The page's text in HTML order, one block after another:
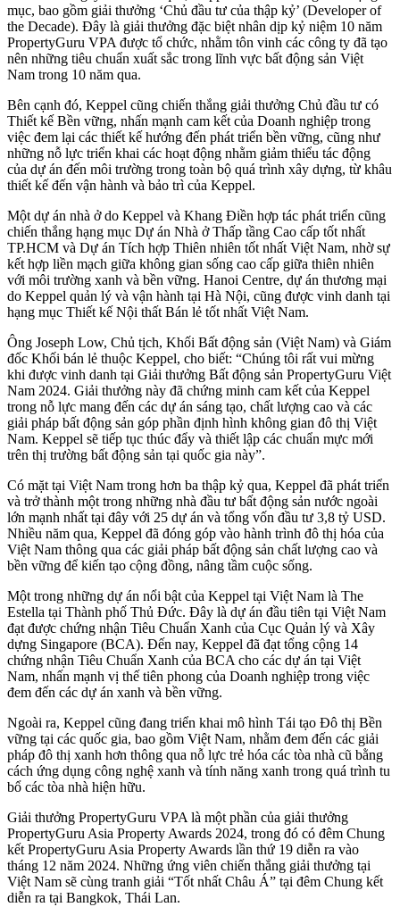
mục, bao gồm giải thưởng ‘Chủ đầu tư của thập kỷ’ (Developer of
the Decade). Đây là giải thưởng đặc biệt nhân dịp kỷ niệm 10 năm
PropertyGuru VPA được tổ chức, nhằm tôn vinh các công ty đã tạo
nên những tiêu chuẩn xuất sắc trong lĩnh vực bất động sản Việt
Nam trong 10 năm qua.
Bên cạnh đó, Keppel cũng chiến thắng giải thưởng Chủ đầu tư có
Thiết kế Bền vững, nhấn mạnh cam kết của Doanh nghiệp trong
việc đem lại các thiết kế hướng đến phát triển bền vững, cũng như
những nỗ lực triển khai các hoạt động nhằm giảm thiểu tác động
của dự án đến môi trường trong toàn bộ quá trình xây dựng, từ khâu
thiết kế đến vận hành và bảo trì của Keppel.
Một dự án nhà ở do Keppel và Khang Điền hợp tác phát triển cũng
chiến thắng hạng mục Dự án Nhà ở Thấp tầng Cao cấp tốt nhất
TP.HCM và Dự án Tích hợp Thiên nhiên tốt nhất Việt Nam, nhờ sự
kết hợp liền mạch giữa không gian sống cao cấp giữa thiên nhiên
với môi trường xanh và bền vững. Hanoi Centre, dự án thương mại
do Keppel quản lý và vận hành tại Hà Nội, cũng được vinh danh tại
hạng mục Thiết kế Nội thất Bán lẻ tốt nhất Việt Nam.
Ông Joseph Low, Chủ tịch, Khối Bất động sản (Việt Nam) và Giám
đốc Khối bán lẻ thuộc Keppel, cho biết: “Chúng tôi rất vui mừng
khi được vinh danh tại Giải thưởng Bất động sản PropertyGuru Việt
Nam 2024. Giải thưởng này đã chứng minh cam kết của Keppel
trong nỗ lực mang đến các dự án sáng tạo, chất lượng cao và các
giải pháp bất động sản góp phần định hình không gian đô thị Việt
Nam. Keppel sẽ tiếp tục thúc đẩy và thiết lập các chuẩn mực mới
trên thị trường bất động sản tại quốc gia này”.
Có mặt tại Việt Nam trong hơn ba thập kỷ qua, Keppel đã phát triển
và trở thành một trong những nhà đầu tư bất động sản nước ngoài
lớn mạnh nhất tại đây với 25 dự án và tổng vốn đầu tư 3,8 tỷ USD.
Nhiều năm qua, Keppel đã đóng góp vào hành trình đô thị hóa của
Việt Nam thông qua các giải pháp bất động sản chất lượng cao và
bền vững để kiến tạo cộng đồng, nâng tầm cuộc sống.
Một trong những dự án nổi bật của Keppel tại Việt Nam là The
Estella tại Thành phố Thủ Đức. Đây là dự án đầu tiên tại Việt Nam
đạt được chứng nhận Tiêu Chuẩn Xanh của Cục Quản lý và Xây
dựng Singapore (BCA). Đến nay, Keppel đã đạt tổng cộng 14
chứng nhận Tiêu Chuẩn Xanh của BCA cho các dự án tại Việt
Nam, nhấn mạnh vị thế tiên phong của Doanh nghiệp trong việc
đem đến các dự án xanh và bền vững.
Ngoài ra, Keppel cũng đang triển khai mô hình Tái tạo Đô thị Bền
vững tại các quốc gia, bao gồm Việt Nam, nhằm đem đến các giải
pháp đô thị xanh hơn thông qua nỗ lực trẻ hóa các tòa nhà cũ bằng
cách ứng dụng công nghệ xanh và tính năng xanh trong quá trình tu
bổ các tòa nhà hiện hữu.
Giải thưởng PropertyGuru VPA là một phần của giải thưởng
PropertyGuru Asia Property Awards 2024, trong đó có đêm Chung
kết PropertyGuru Asia Property Awards lần thứ 19 diễn ra vào
tháng 12 năm 2024. Những ứng viên chiến thắng giải thưởng tại
Việt Nam sẽ cùng tranh giải “Tốt nhất Châu Á” tại đêm Chung kết
diễn ra tại Bangkok, Thái Lan.